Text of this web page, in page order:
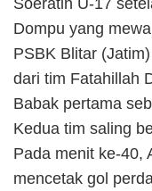
Soeratin U-17
Dompu yang
PSBK Blitar
dari tim Fatahillah
Babak pertama
Kedua tim saling
Pada menit ke-40,
mencetak gol